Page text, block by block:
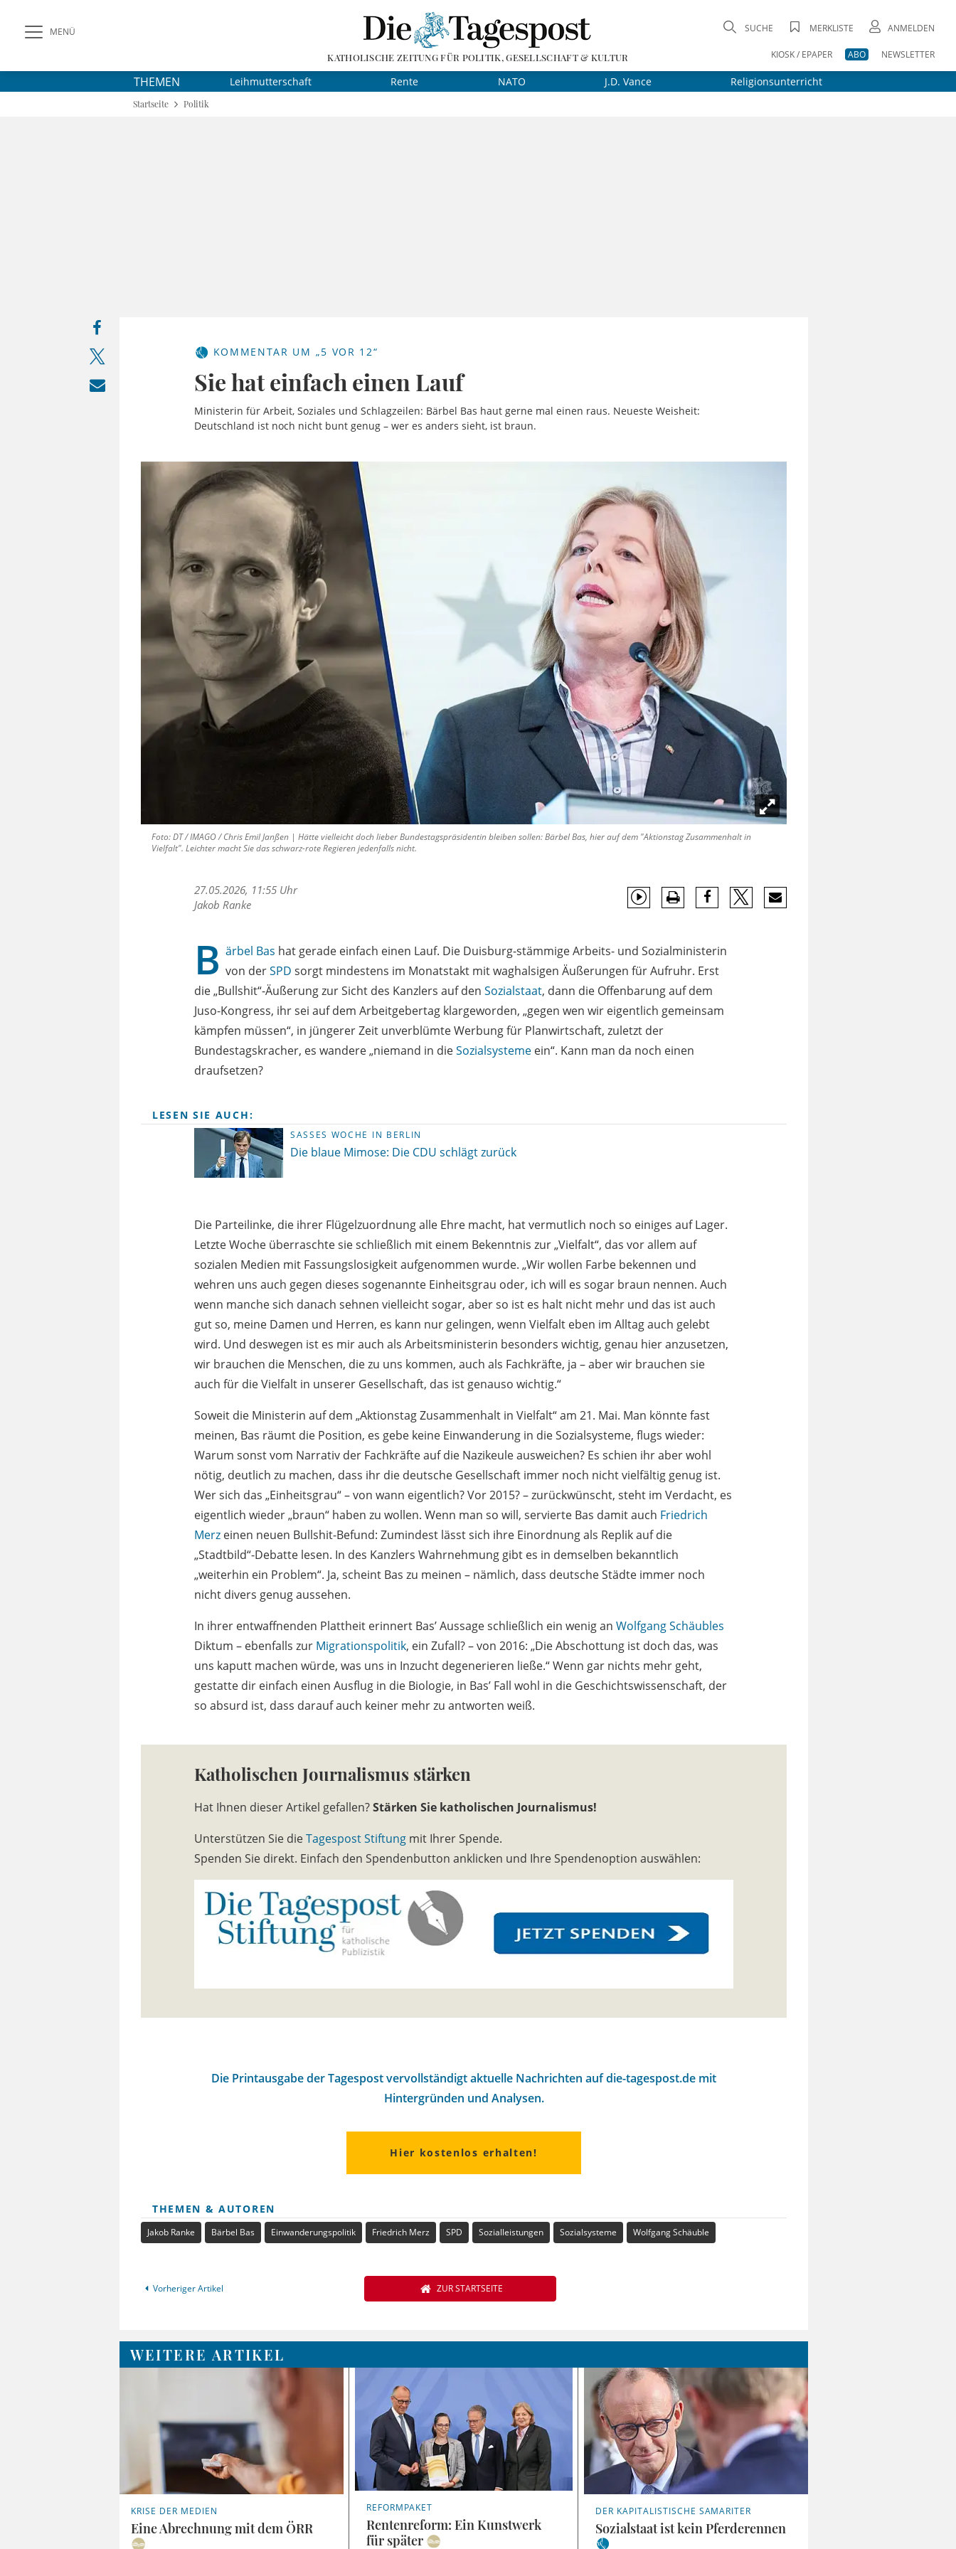
MENÜ
KATHOLISCHE ZEITUNG FÜR POLITIK, GESELLSCHAFT & KULTUR
SUCHE MERKLISTE ANMELDEN
KIOSK / EPAPER ABO NEWSLETTER
THEMEN Leihmutterschaft Rente NATO J.D. Vance Religionsunterricht
Startseite Politik
KOMMENTAR UM „5 VOR 12“
Sie hat einfach einen Lauf
Ministerin für Arbeit, Soziales und Schlagzeilen: Bärbel Bas haut gerne mal einen raus. Neueste Weisheit:
Deutschland ist noch nicht bunt genug – wer es anders sieht, ist braun.
Foto: DT / IMAGO / Chris Emil Janßen | Hätte vielleicht doch lieber Bundestagspräsidentin bleiben sollen: Bärbel Bas, hier auf dem "Aktionstag Zusammenhalt in
Vielfalt". Leichter macht Sie das schwarz-rote Regieren jedenfalls nicht.
27.05.2026, 11:55 Uhr
Jakob Ranke
B ärbel Bas hat gerade einfach einen Lauf. Die Duisburg-stämmige Arbeits- und Sozialministerin
von derSPD sorgt mindestens im Monatstakt mit waghalsigen Äußerungen für Aufruhr. Erst
die „Bullshit“-Äußerung zur Sicht des Kanzlers auf den Sozialstaat, dann die Offenbarung auf dem
Juso-Kongress, ihr sei auf dem Arbeitgebertag klargeworden, „gegen wen wir eigentlich gemeinsam
kämpfen müssen“, in jüngerer Zeit unverblümte Werbung für Planwirtschaft, zuletzt der
Bundestagskracher, es wandere „niemand in dieSozialsysteme ein“. Kann man da noch einen
draufsetzen?
LESEN SIE AUCH:
SASSES WOCHE IN BERLIN
Die blaue Mimose: Die CDU schlägt zurück
Die Parteilinke, die ihrer Flügelzuordnung alle Ehre macht, hat vermutlich noch so einiges auf Lager.
Letzte Woche überraschte sie schließlich mit einem Bekenntnis zur „Vielfalt“, das vor allem auf
sozialen Medien mit Fassungslosigkeit aufgenommen wurde. „Wir wollen Farbe bekennen und
wehren uns auch gegen dieses sogenannte Einheitsgrau oder, ich will es sogar braun nennen. Auch
wenn manche sich danach sehnen vielleicht sogar, aber so ist es halt nicht mehr und das ist auch
gut so, meine Damen und Herren, es kann nur gelingen, wenn Vielfalt eben im Alltag auch gelebt
wird. Und deswegen ist es mir auch als Arbeitsministerin besonders wichtig, genau hier anzusetzen,
wir brauchen die Menschen, die zu uns kommen, auch als Fachkräfte, ja – aber wir brauchen sie
auch für die Vielfalt in unserer Gesellschaft, das ist genauso wichtig.“
Soweit die Ministerin auf dem „Aktionstag Zusammenhalt in Vielfalt“ am 21. Mai. Man könnte fast
meinen, Bas räumt die Position, es gebe keine Einwanderung in die Sozialsysteme, flugs wieder:
Warum sonst vom Narrativ der Fachkräfte auf die Nazikeule ausweichen? Es schien ihr aber wohl
nötig, deutlich zu machen, dass ihr die deutsche Gesellschaft immer noch nicht vielfältig genug ist.
Wer sich das „Einheitsgrau“ – von wann eigentlich? Vor 2015? – zurückwünscht, steht im Verdacht, es
eigentlich wieder „braun“ haben zu wollen. Wenn man so will, servierte Bas damit auch Friedrich
Merz einen neuen Bullshit-Befund: Zumindest lässt sich ihre Einordnung als Replik auf die
„Stadtbild“-Debatte lesen. In des Kanzlers Wahrnehmung gibt es in demselben bekanntlich
„weiterhin ein Problem“. Ja, scheint Bas zu meinen – nämlich, dass deutsche Städte immer noch
nicht divers genug aussehen.
In ihrer entwaffnenden Plattheit erinnert Bas’ Aussage schließlich ein wenig an Wolfgang Schäubles
Diktum – ebenfalls zur Migrationspolitik, ein Zufall? – von 2016: „Die Abschottung ist doch das, was
uns kaputt machen würde, was uns in Inzucht degenerieren ließe.“ Wenn gar nichts mehr geht,
gestatte dir einfach einen Ausflug in die Biologie, in Bas’ Fall wohl in die Geschichtswissenschaft, der
so absurd ist, dass darauf auch keiner mehr zu antworten weiß.
Katholischen Journalismus stärken
Hat Ihnen dieser Artikel gefallen?Stärken Sie katholischen Journalismus!
Unterstützen Sie dieTagespost Stiftung mit Ihrer Spende.
Spenden Sie direkt. Einfach den Spendenbutton anklicken und Ihre Spendenoption auswählen:
Die Printausgabe der Tagespost vervollständigt aktuelle Nachrichten auf die-tagespost.de mit
Hintergründen und Analysen.
Hier kostenlos erhalten!
THEMEN & AUTOREN
Jakob Ranke Bärbel Bas Einwanderungspolitik Friedrich Merz SPD Sozialleistungen Sozialsysteme Wolfgang Schäuble
Vorheriger Artikel ZUR STARTSEITE
WEITERE ARTIKEL
KRISE DER MEDIEN
Eine Abrechnung mit dem ÖRR
REFORMPAKET
Rentenreform: Ein Kunstwerk
für später
DER KAPITALISTISCHE SAMARITER
Sozialstaat ist kein Pferderennen